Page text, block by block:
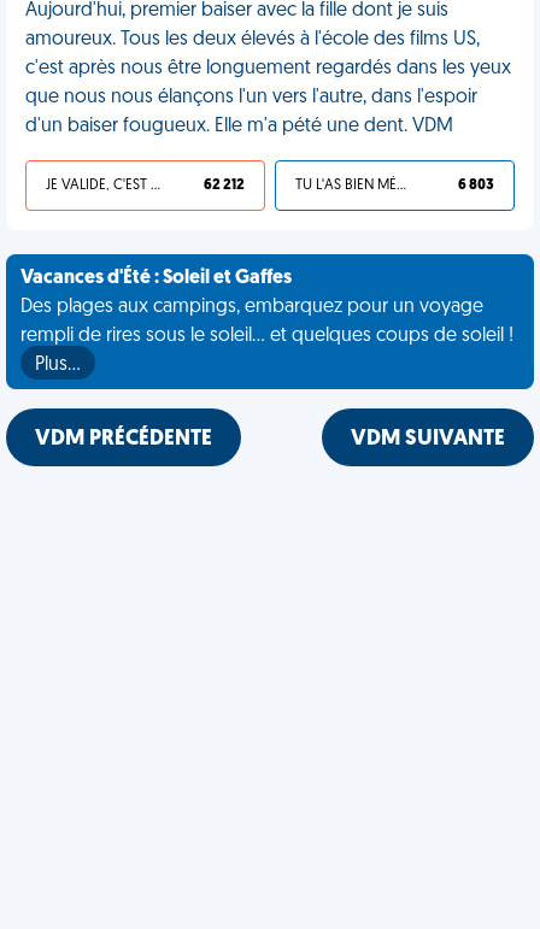
Aujourd'hui, premier baiser avec la fille dont je suis
amoureux. Tous les deux élevés à l'école des films US,
c'est après nous être longuement regardés dans les yeux
que nous nous élançons l'un vers l'autre, dans l'espoir
d'un baiser fougueux. Elle m'a pété une dent. VDM
JE VALIDE, C'EST UNE VDM 62 212 TU L'AS BIEN MÉRITÉ 6 803
Vacances d'Été : Soleil et Gaffes
Des plages aux campings, embarquez pour un voyage
rempli de rires sous le soleil... et quelques coups de soleil !
Plus…
VDM PRÉCÉDENTE VDM SUIVANTE